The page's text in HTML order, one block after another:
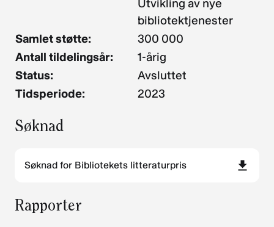
Utvikling av nye
bibliotektjenester
Samlet støtte:
300 000
Antall tildelingsår:
1-årig
Status:
Avsluttet
Tidsperiode:
2023
Søknad
Søknad for Bibliotekets litteraturpris
Rapporter